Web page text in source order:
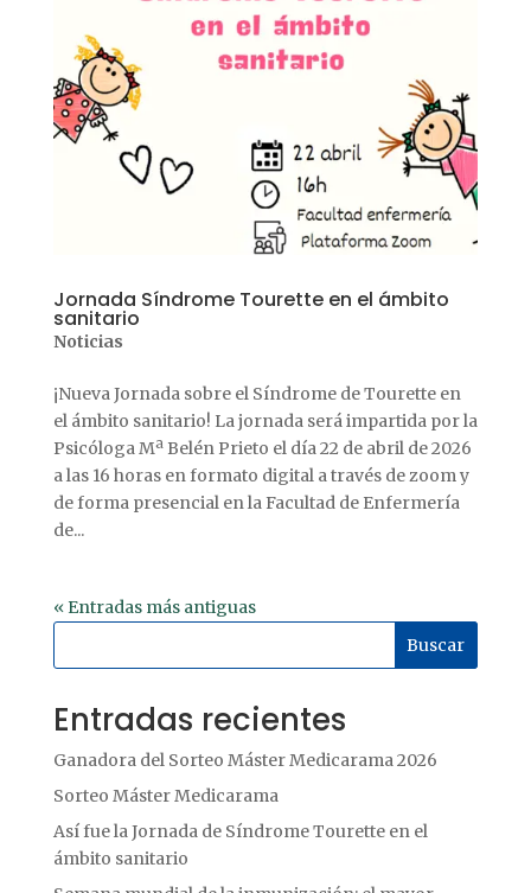
Jornada Síndrome Tourette en el ámbito
sanitario
Noticias
¡Nueva Jornada sobre el Síndrome de Tourette en
el ámbito sanitario! La jornada será impartida por la
Psicóloga Mª Belén Prieto el día 22 de abril de 2026
a las 16 horas en formato digital a través de zoom y
de forma presencial en la Facultad de Enfermería
de...
« Entradas más antiguas
Buscar
Entradas recientes
Ganadora del Sorteo Máster Medicarama 2026
Sorteo Máster Medicarama
Así fue la Jornada de Síndrome Tourette en el
ámbito sanitario